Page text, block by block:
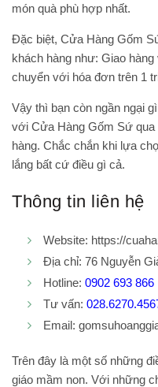
món quà phù hợp nhất.
Đặc biệt, Cửa Hàng Gốm
khách hàng như: Giao
chuyển với hóa đơn trên 1
Vậy thì bạn còn ngần ngại
với Cửa Hàng Gốm Sứ
hàng. Chắc chắn khi lựa
lắng bất cứ điều gì cả.
Thông tin liên hệ
Website: https://
Địa chỉ: 76 Nguyễn
Hotline: 0902 693 866
Tư vấn:
Email:
Trên đây là một số những
giáo mầm non. Với những